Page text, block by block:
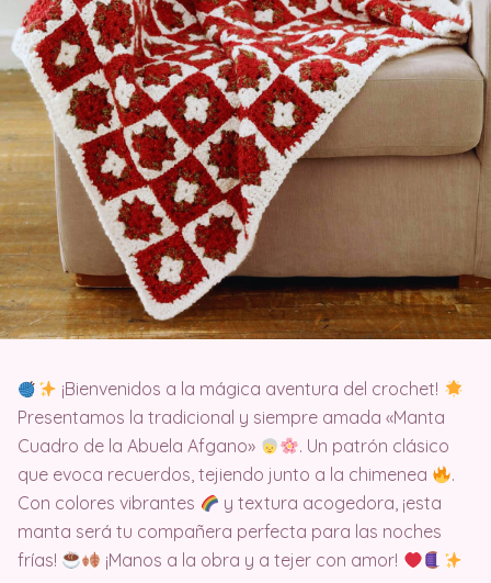
¡Bienvenidos a la mágica aventura del crochet!
Presentamos la tradicional y siempre amada «Manta
Cuadro de la Abuela Afgano»
. Un patrón clásico
que evoca recuerdos, tejiendo junto a la chimenea
.
Con colores vibrantes
y textura acogedora, ¡esta
manta será tu compañera perfecta para las noches
frías!
¡Manos a la obra y a tejer con amor!